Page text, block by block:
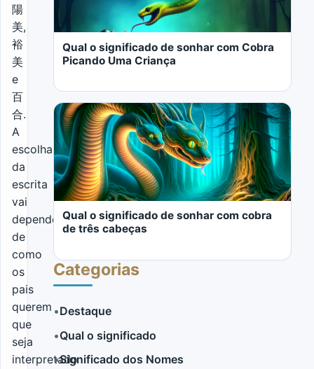
陽
美,
裕
美
e
百
合.
A
escolha
da
escrita
vai
depender
de
como
os
pais
querem
que
seja
interpretado
Qual o significado de sonhar com Cobra
Picando Uma Criança
LER MAIS
Qual o significado de sonhar com cobra
de três cabeças
LER MAIS
Categorias
•Destaque
•Qual o significado
•Significado dos Nomes